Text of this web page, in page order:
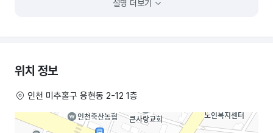
설명 더보기
위치 정보
인천 미추홀구 용현동 2-12 1층